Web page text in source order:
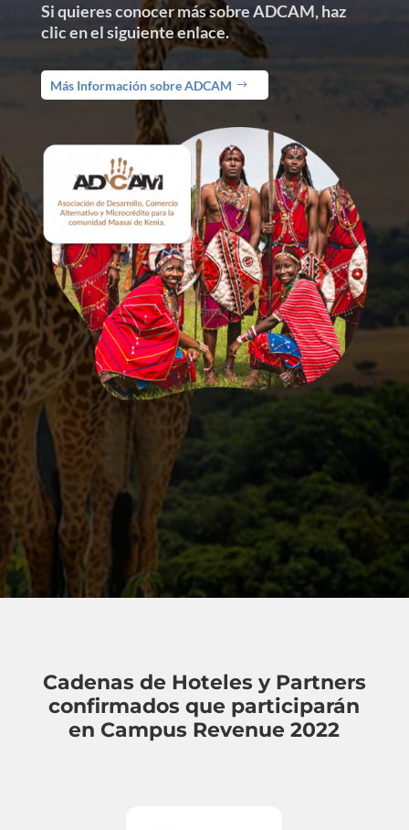
Si quieres conocer más sobre ADCAM, haz
clic en el siguiente enlace.
Más Información sobre ADCAM
Cadenas de Hoteles y Partners
confirmados que participarán
en Campus Revenue 2022